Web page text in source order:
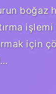
boğaz
işlemi
için